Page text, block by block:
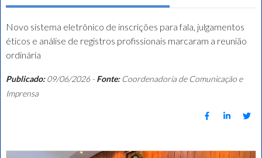
Novo sistema eletrônico de inscrições para fala, julgamentos
éticos e análise de registros profissionais marcaram a reunião
ordinária
Publicado:09/06/2026 - Fonte:Coordenadoria de Comunicação e
Imprensa